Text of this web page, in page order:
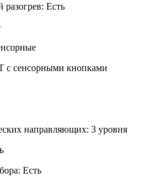
Есть
с сенсорными кнопками
направляющих: 3 уровня
Есть